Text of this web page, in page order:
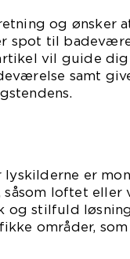
og ønsker
spot til
vil guide
samt
er
loftet eller
og stilfuld
områder,